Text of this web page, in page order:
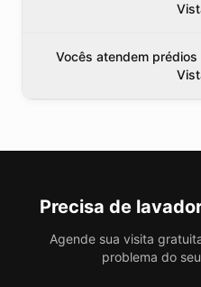
Vocês atendem prédios
Precisa de
Agende sua visita
problema do